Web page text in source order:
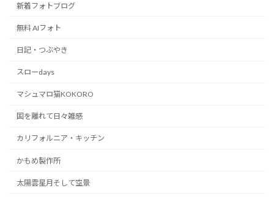
新着フォトブログ
無料 AIフォト
日記・つぶやき
スローdays
マシュマロ猫KOKORO
国を離れて日々雑感
カリフォルニア・キッチン
かもめ製作所
太陽雲星月そして空景